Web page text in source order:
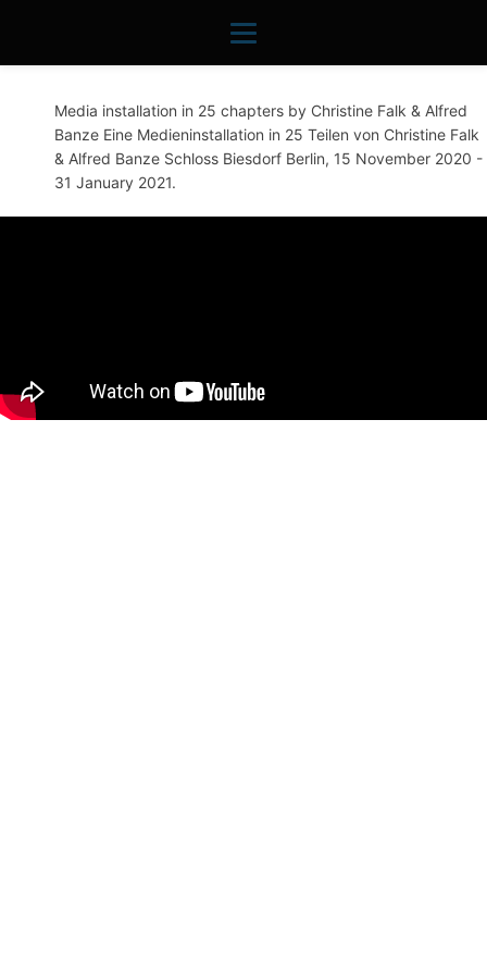
Media installation in 25 chapters by Christine Falk & Alfred
Banze Eine Medieninstallation in 25 Teilen von Christine Falk
& Alfred Banze Schloss Biesdorf Berlin, 15 November 2020 -
31 January 2021.